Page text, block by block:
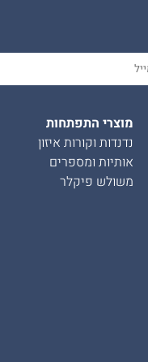
מוצרי התפתחות
נדנדות וקורות איזון
אותיות ומספרים
משולש פיקלר